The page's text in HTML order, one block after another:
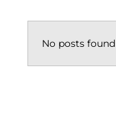
No posts found